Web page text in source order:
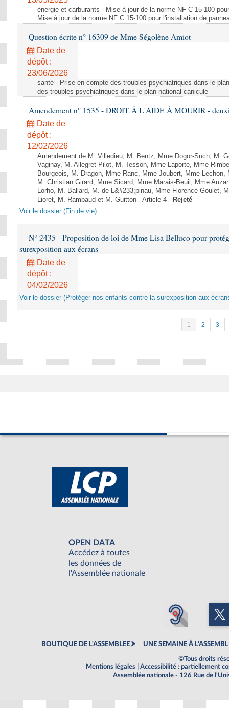
énergie et carburants - Mise à jour de la norme NF C 15-100
Mise à jour de la norme NF C 15-100 pour l'installation de
Question écrite n° 16309 de Mme Ségolène Amiot
Date de
dépôt :
23/06/2026
santé - Prise en compte des troubles psychiatriques dans le
des troubles psychiatriques dans le plan national canicule
Amendement n° 1535 - DROIT À L'AIDE À MOURIR -
Date de
dépôt :
12/02/2026
Amendement de M. Villedieu, M. Bentz, Mme Dogor-Such, M.
Vaginay, M. Allegret-Pilot, M. Tesson, Mme Laporte, Mme
Bourgeois, M. Dragon, Mme Ranc, Mme Joubert, Mme
M. Christian Girard, Mme Sicard, Mme Marais-Beuil, Mme
Lorho, M. Ballard, M. de L&#233;pinau, Mme Florence Goulet,
Lioret, M. Rambaud et M. Guitton - Article 4 - Rejeté
Voir le dossier (Fin de vie)
N° 2435 - Proposition de loi de Mme Lisa Belluco pour
surexposition aux écrans
Date de
dépôt :
04/02/2026
Voir le dossier (Protéger nos enfants contre la surexposition aux
1 2 3
OPEN DATA
Accédez à toutes
les données de
l'Assemblée nationale
BOUTIQUE DE L'ASSEMBLEE UNE SEMAINE À
©Tous droits
Mentions légales
Accessibilité : partiellement
Assemblée nationale - 126 Rue de